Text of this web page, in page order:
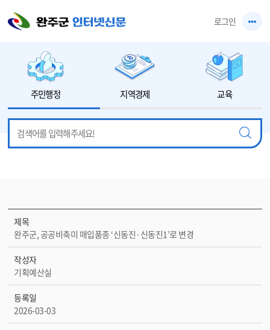
로그인
주민행정 지역경제 교육
제목
완주군, 공공비축미 매입품종 ‘신동진·신동진1’로 변경
작성자
기획예산실
등록일
2026-03-03